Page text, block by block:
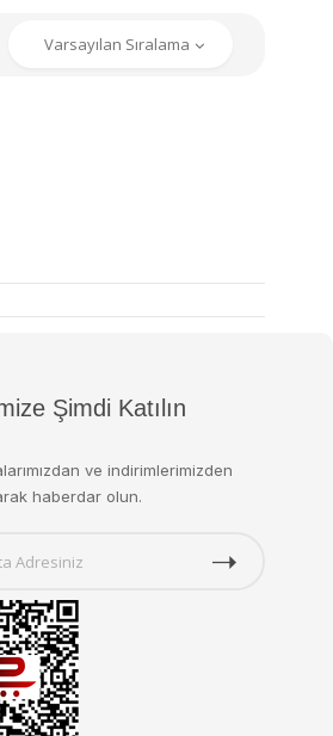
Şimdi Katılın
ve indirimlerimizden
haberdar olun.